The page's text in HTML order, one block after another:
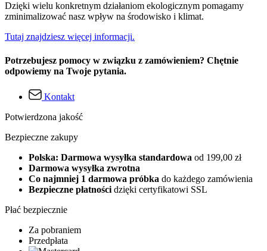
Dzięki wielu konkretnym działaniom ekologicznym pomagamy
zminimalizować nasz wpływ na środowisko i klimat.
Tutaj znajdziesz więcej informacji.
Potrzebujesz pomocy w związku z zamówieniem? Chętnie
odpowiemy na Twoje pytania.
Kontakt
Potwierdzona jakość
Bezpieczne zakupy
Polska: Darmowa wysyłka standardowa od 199,00 zł
Darmowa wysyłka zwrotna
Co najmniej 1 darmowa próbka do każdego zamówienia
Bezpieczne płatności dzięki certyfikatowi SSL
Płać bezpiecznie
Za pobraniem
Przedpłata